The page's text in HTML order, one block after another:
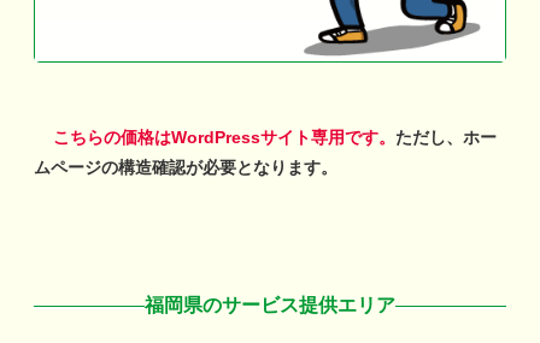
こちらの価格はWordPressサイト専用です。 ただし、ホー
ムページの構造確認が必要となります。
福岡県のサービス提供エリア